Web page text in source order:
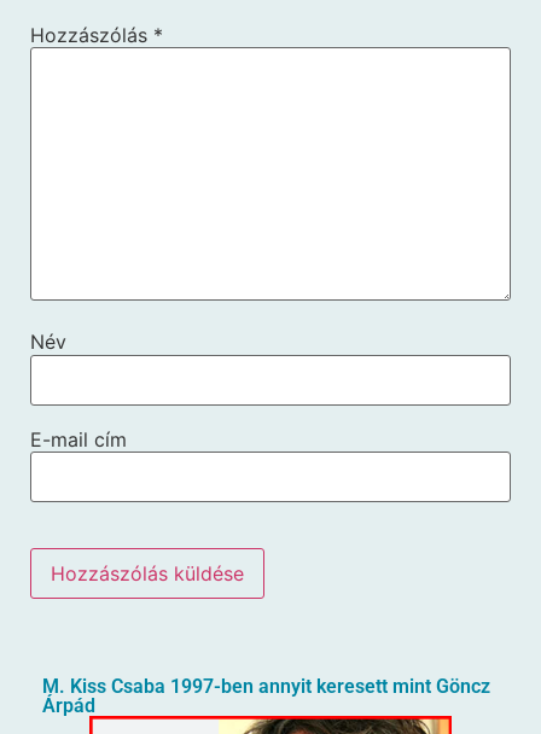
Hozzászólás *
Név
E-mail cím
M. Kiss Csaba 1997-ben annyit keresett mint Göncz
Árpád